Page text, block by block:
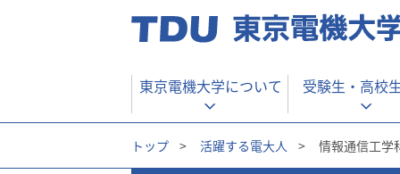
東京電機大学について 受験生・ 高校
トップ > 活躍する電大人 > 情報通信工学